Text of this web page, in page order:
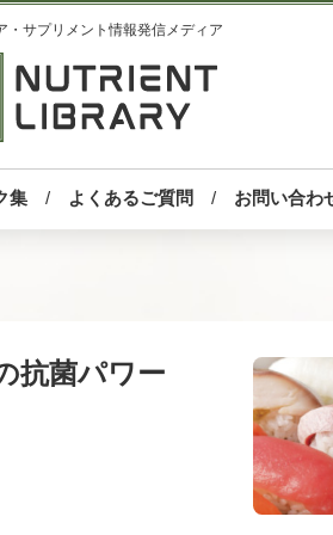
・サプリメント情報発信メディア
集 よくあるご質問 お問い合わ
抗菌パワー